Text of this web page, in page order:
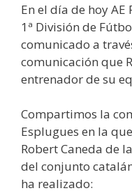
En el día de hoy
1ª División de
comunicado a
comunicación que
entrenador de su
Compartimos la
Esplugues en la
Robert Caneda de
del conjunto
ha realizado: